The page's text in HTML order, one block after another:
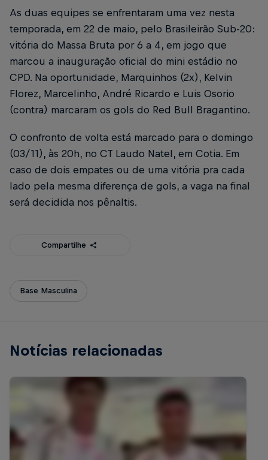
As duas equipes se enfrentaram uma vez nesta
temporada, em 22 de maio, pelo Brasileirão Sub-20:
vitória do Massa Bruta por 6 a 4, em jogo que
marcou a inauguração oficial do mini estádio no
CPD. Na oportunidade, Marquinhos (2x), Kelvin
Florez, Marcelinho, André Ricardo e Luis Osorio
(contra) marcaram os gols do Red Bull Bragantino.
O confronto de volta está marcado para o domingo
(03/11), às 20h, no CT Laudo Natel, em Cotia. Em
caso de dois empates ou de uma vitória pra cada
lado pela mesma diferença de gols, a vaga na final
será decidida nos pênaltis.
Compartilhe
Base Masculina
Notícias relacionadas